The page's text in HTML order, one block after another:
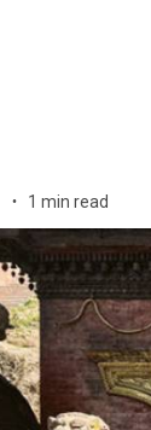
1 min read